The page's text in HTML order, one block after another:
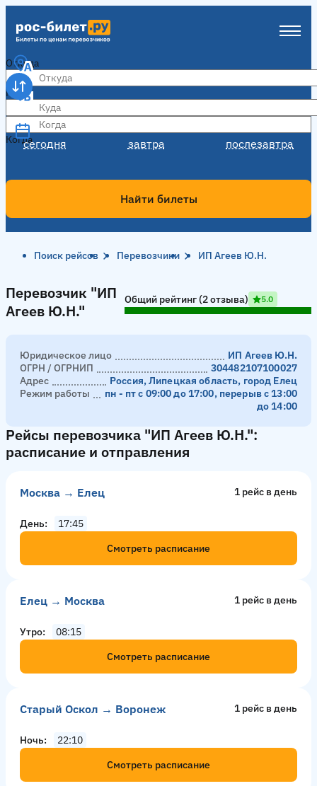
Откуда
Куда
Когда
сегодня завтра послезавтра
Когда
Найти билеты
Поиск рейсов Перевозчики ИП Агеев Ю.Н.
Перевозчик "ИП Агеев Ю.Н."
Перевозчик "ИП
Агеев Ю.Н."
Общий рейтинг (2 отзыва) 5.0
Юридическое лицо
ИП Агеев Ю.Н.
ОГРН / ОГРНИП
304482107100027
Адрес
Россия, Липецкая область, город Елец
Режим работы
пн - пт с 09:00 до 17:00, перерыв с 13:00
до 14:00
Рейсы перевозчика "ИП Агеев Ю.Н.":
расписание и отправления
Москва → Елец 1 рейс в день
День
17:45
Смотреть расписание
Елец → Москва 1 рейс в день
Утро
08:15
Смотреть расписание
Старый Оскол → Воронеж 1 рейс в день
Ночь
22:10
Смотреть расписание